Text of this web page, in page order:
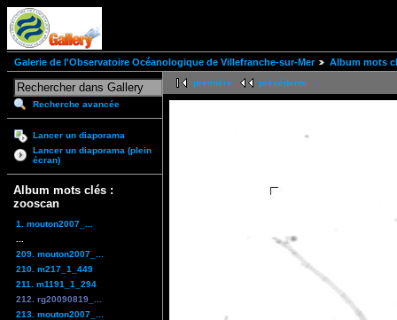
Galerie de l'Observatoire Océanologique de Villefranche-sur-Mer Album mots
Recherche avancée
Lancer un diaporama
Lancer un diaporama (plein
écran)
Album mots clés :
zooscan
1. mouton2007_...
209. mouton2007_...
210. m217_1_449
211. m1191_1_294
212. rg20090819_...
213. mouton2007_...
première précédente